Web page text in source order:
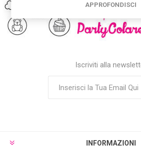
Iscriviti alla
INFORMAZIONI
APPROFONDISCI